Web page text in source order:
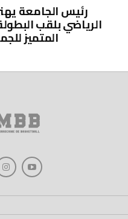
رئيس الجامعة
الرياضي بلقب
المتميز